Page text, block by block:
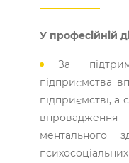
У професійній
За
підприємства
підприємстві, а
ментального